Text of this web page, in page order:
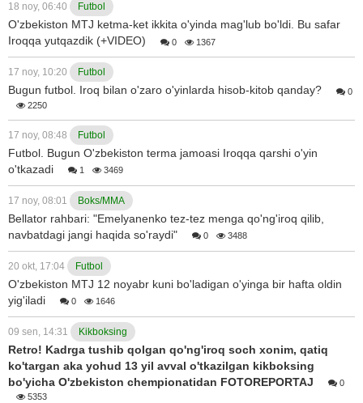
18 noy, 06:40 Futbol
O'zbekiston MTJ ketma-ket ikkita o'yinda mag'lub bo'ldi. Bu safar
Iroqqa yutqazdik (+VIDEO)
0 1367
17 noy, 10:20 Futbol
Bugun futbol. Iroq bilan o'zaro o'yinlarda hisob-kitob qanday?
0
2250
17 noy, 08:48 Futbol
Futbol. Bugun O'zbekiston terma jamoasi Iroqqa qarshi o'yin
o'tkazadi
1 3469
17 noy, 08:01 Boks/MMA
Bellator rahbari: "Emelyanenko tez-tez menga qo'ng'iroq qilib,
navbatdagi jangi haqida so'raydi"
0 3488
20 okt, 17:04 Futbol
O'zbekiston MTJ 12 noyabr kuni bo'ladigan o'yinga bir hafta oldin
yig'iladi
0 1646
09 sen, 14:31 Kikboksing
Retro! Kadrga tushib qolgan qo'ng'iroq soch xonim, qatiq
ko'targan aka yohud 13 yil avval o'tkazilgan kikboksing
bo'yicha O'zbekiston chempionatidan FOTOREPORTAJ
0
5353